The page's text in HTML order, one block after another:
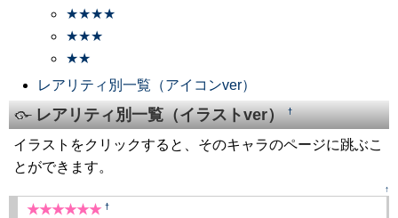
★★★★
★★★
★★
レアリティ別一覧（アイコンver）
レアリティ別一覧（イラストver）†
イラストをクリックすると、そのキャラのページに跳ぶこ
とができます。
↑
★★★★★★ †